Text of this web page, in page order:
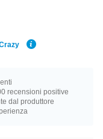
recensioni positive
dal produttore